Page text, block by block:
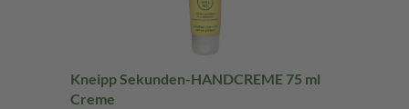
Kneipp Sekunden-HANDCREME 75 ml
Creme